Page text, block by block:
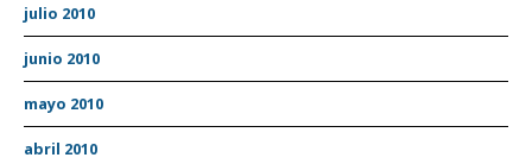
julio 2010
junio 2010
mayo 2010
abril 2010